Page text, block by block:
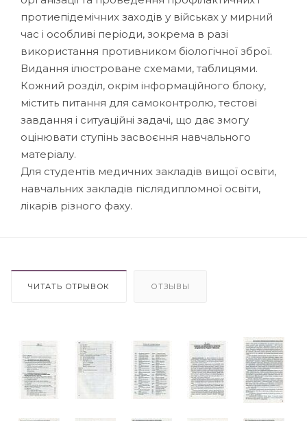
протиепідемічних заходів у військах у мирний
час і особливі періоди, зокрема в разі
використання противником біологічної зброї.
Видання ілюстроване схемами, таблицями.
Кожний розділ, окрім інформаційного блоку,
містить питання для самоконтролю, тестові
завдання і ситуаційні задачі, що дає змогу
оцінювати ступінь засвоєння навчального
матеріалу.
Для студентів медичних закладів вищої освіти,
навчальних закладів післядипломної освіти,
лікарів різного фаху.
ЧИТАТЬ ОТРЫВОК ОТЗЫВЫ